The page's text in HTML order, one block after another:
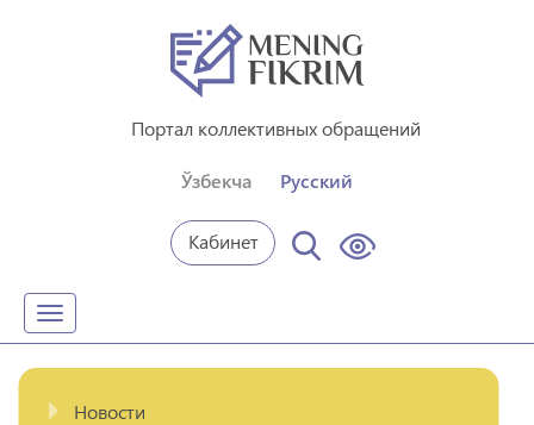
Портал коллективных обращений
Ўзбекча Русский
Кабинет
Toggle
navigation
Новости